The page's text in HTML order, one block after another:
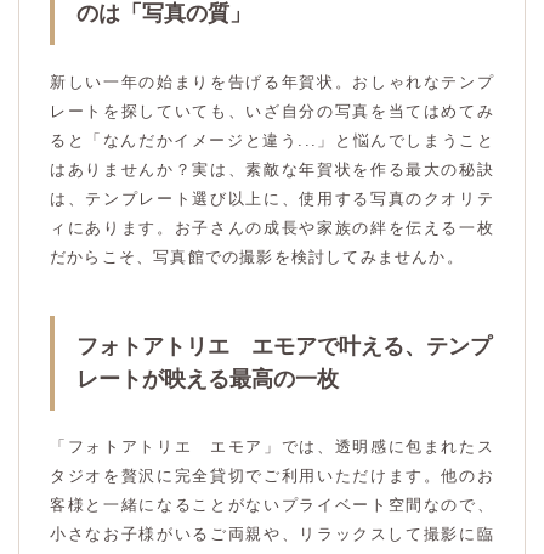
のは「写真の質」
新しい一年の始まりを告げる年賀状。おしゃれなテンプ
レートを探していても、いざ自分の写真を当てはめてみ
ると「なんだかイメージと違う...」と悩んでしまうこと
はありませんか？実は、素敵な年賀状を作る最大の秘訣
は、テンプレート選び以上に、使用する写真のクオリテ
ィにあります。お子さんの成長や家族の絆を伝える一枚
だからこそ、写真館での撮影を検討してみませんか。
フォトアトリエ エモアで叶える、テンプ
レートが映える最高の一枚
「フォトアトリエ エモア」では、透明感に包まれたス
タジオを贅沢に完全貸切でご利用いただけます。他のお
客様と一緒になることがないプライベート空間なので、
小さなお子様がいるご両親や、リラックスして撮影に臨